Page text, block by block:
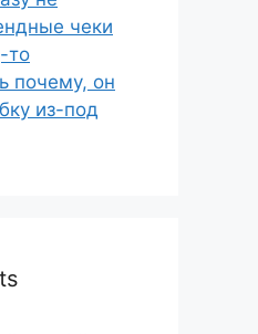
чеки
то
почему, он
из-под